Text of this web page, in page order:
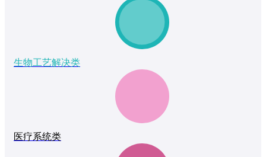
生物工艺解决类
医疗系统类